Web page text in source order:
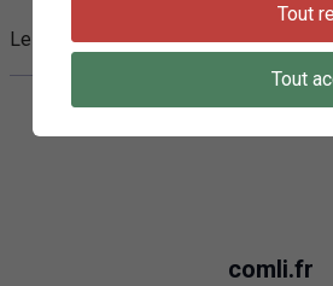
Les données proviennent du jour :
comli.fr
Tout
Tout